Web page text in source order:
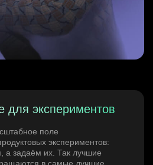
для экспериментов
поле
экспериментов:
а задаём их. Так лучшие